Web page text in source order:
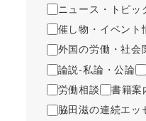
ニュース・トピッ
催し物・イベント
外国の労働・社会
論説-私論・公論
労働相談
書籍案
脇田滋の連続エッ